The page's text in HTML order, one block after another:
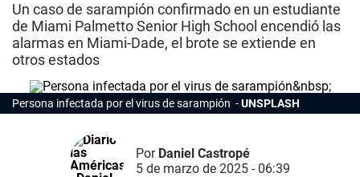
Un caso de sarampión confirmado en un estudiante
de Miami Palmetto Senior High School encendió las
alarmas en Miami-Dade, el brote se extiende en
otros estados
Persona infectada por el virus de sarampión UNSPLASH
Por Daniel Castropé
5 de marzo de 2025 - 06:39